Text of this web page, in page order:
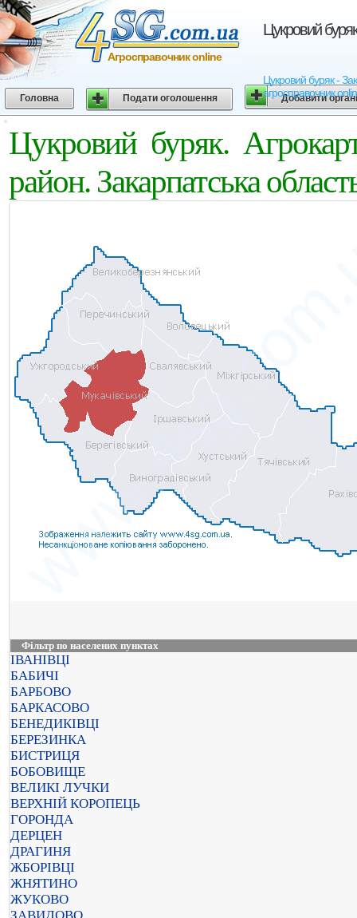
Цукровий
Цукровий буряк -
агросправочник
Агросправочник online
Головна Подати оголошення Добавити
Цукровий буряк.
район. Закарпатська
Фільтр по населених пунктах
ІВАНІВЦІ
БАБИЧІ
БАРБОВО
БАРКАСОВО
БЕНЕДИКІВЦІ
БЕРЕЗИНКА
БИСТРИЦЯ
БОБОВИЩЕ
ВЕЛИКІ ЛУЧКИ
ВЕРХНІЙ КОРОПЕЦЬ
ГОРОНДА
ДЕРЦЕН
ДРАГИНЯ
ЖБОРІВЦІ
ЖНЯТИНО
ЖУКОВО